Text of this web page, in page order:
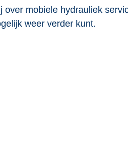
over mobiele hydrauliek
weer verder kunt.